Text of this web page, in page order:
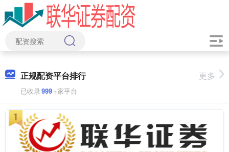
正规配资平台排行
已收录999+家平台
更多